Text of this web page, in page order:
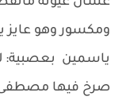
ومكسور وهو عايز
ياسمين
صرخ فيها مصطفى